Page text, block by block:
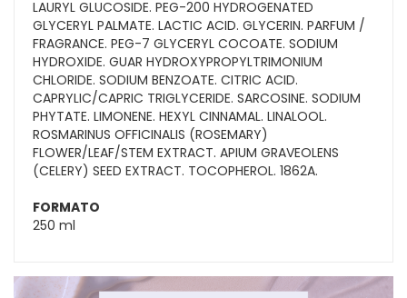
LAURYL GLUCOSIDE. PEG-200 HYDROGENATED
GLYCERYL PALMATE. LACTIC ACID. GLYCERIN. PARFUM /
FRAGRANCE. PEG-7 GLYCERYL COCOATE. SODIUM
HYDROXIDE. GUAR HYDROXYPROPYLTRIMONIUM
CHLORIDE. SODIUM BENZOATE. CITRIC ACID.
CAPRYLIC/CAPRIC TRIGLYCERIDE. SARCOSINE. SODIUM
PHYTATE. LIMONENE. HEXYL CINNAMAL. LINALOOL.
ROSMARINUS OFFICINALIS (ROSEMARY)
FLOWER/LEAF/STEM EXTRACT. APIUM GRAVEOLENS
(CELERY) SEED EXTRACT. TOCOPHEROL. 1862A.
FORMATO
250 ml